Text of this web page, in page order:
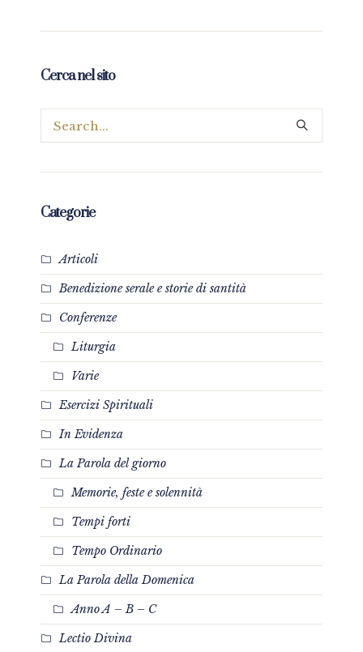
Cerca nel sito
Categorie
Articoli
Benedizione serale e storie di santità
Conferenze
Liturgia
Varie
Esercizi Spirituali
In Evidenza
La Parola del giorno
Memorie, feste e solennità
Tempi forti
Tempo Ordinario
La Parola della Domenica
Anno A – B – C
Lectio Divina